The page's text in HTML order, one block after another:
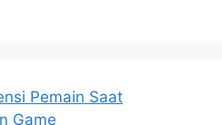
Pemain Saat
Game